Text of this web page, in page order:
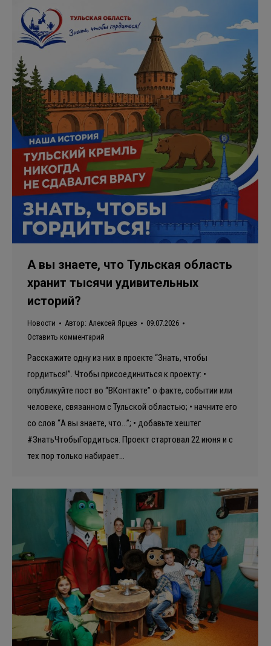
А вы знаете, что Тульская область
хранит тысячи удивительных
историй?
Новости Автор: Алексей Ярцев
09.07.2026
Оставить комментарий
Расскажите одну из них в проекте “Знать, чтобы
гордиться!”. Чтобы присоединиться к проекту: •
опубликуйте пост во “ВКонтакте” о факте, событии или
человеке, связанном с Тульской областью; • начните его
со слов “А вы знаете, что…”; • добавьте хештег
#ЗнатьЧтобыГордиться. Проект стартовал 22 июня и с
тех пор только набирает…